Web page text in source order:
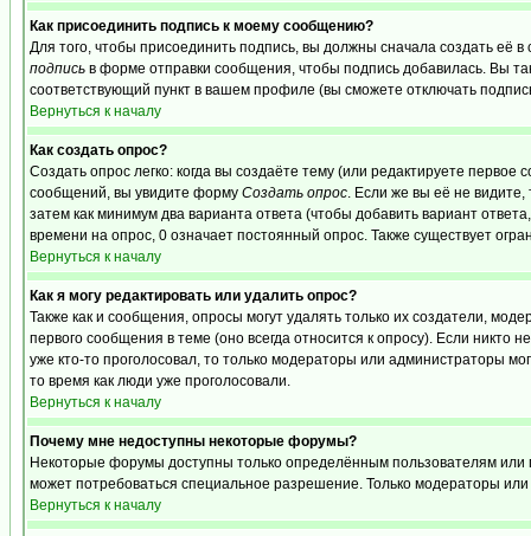
Как присоединить подпись к моему сообщению?
Для того, чтобы присоединить подпись, вы должны сначала создать её
подпись в форме отправки сообщения, чтобы подпись добавилась. Вы
соответствующий пункт в вашем профиле (вы сможете отключать
Вернуться к началу
Как создать опрос?
Создать опрос легко: когда вы создаёте тему (или редактируете
сообщений, вы увидите форму Создать опрос. Если же вы её не видите,
затем как минимум два варианта ответа (чтобы добавить вариант
времени на опрос, 0 означает постоянный опрос. Также существует
Вернуться к началу
Как я могу редактировать или удалить опрос?
Также как и сообщения, опросы могут удалять только их создатели,
первого сообщения в теме (оно всегда относится к опросу). Если никто
уже кто-то проголосовал, то только модераторы или администраторы
то время как люди уже проголосовали.
Вернуться к началу
Почему мне недоступны некоторые форумы?
Некоторые форумы доступны только определённым пользователям или
может потребоваться специальное разрешение. Только модераторы
Вернуться к началу